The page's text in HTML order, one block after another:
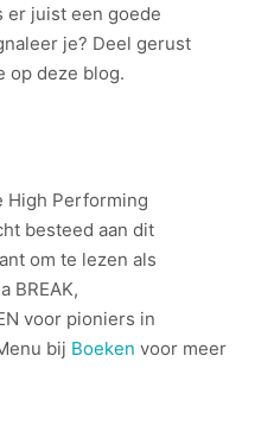
er juist een goede
je? Deel gerust
op deze blog.
High Performing
besteed aan dit
om te lezen als
BREAK,
voor pioniers in
bij Boeken voor meer